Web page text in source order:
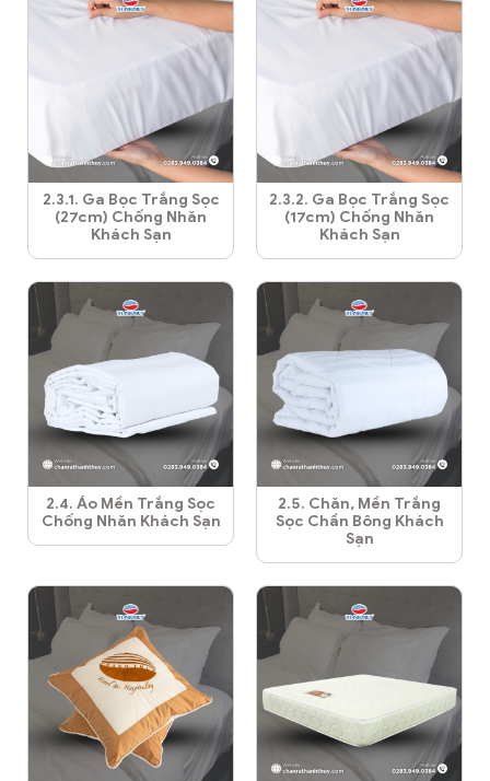
2.3.1. Ga Bọc Trắng Sọc
(27cm) Chống Nhăn
Khách Sạn
2.3.2. Ga Bọc Trắng Sọc
(17cm) Chống Nhăn
Khách Sạn
2.4. Áo Mền Trắng Sọc
Chống Nhăn Khách Sạn
2.5. Chăn, Mền Trắng
Sọc Chần Bông Khách
Sạn